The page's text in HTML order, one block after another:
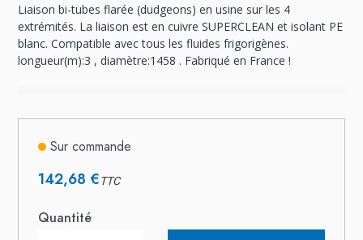
Liaison bi-tubes flarée (dudgeons) en usine sur les 4
extrémités. La liaison est en cuivre SUPERCLEAN et isolant PE
blanc. Compatible avec tous les fluides frigorigènes.
longueur(m):3 , diamètre:1458 . Fabriqué en France !
Sur commande
142,68 €TTC
Quantité